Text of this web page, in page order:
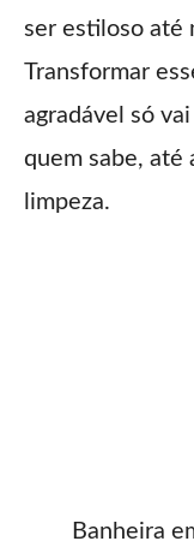
ser estiloso até
Transformar
agradável só
quem sabe, até
limpeza.
Banheira